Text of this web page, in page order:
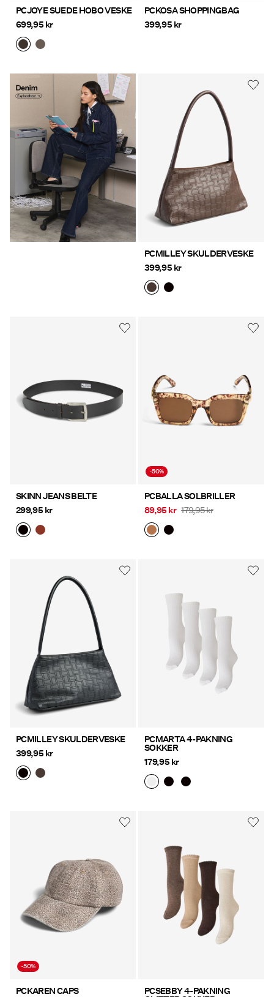
PCJOYE SUEDE HOBO VESKE
699,95 kr
PCKOSA SHOPPINGBAG
399,95 kr
Denim Explore
https://www.pieces.com/no-
no/pc-denim-styles/
PCMILLEY SKULDERVESKE
399,95 kr
SKINN JEANS BELTE
299,95 kr
-50%
PCBALLA SOLBRILLER
89,95 kr 179,95 kr
PCMILLEY SKULDERVESKE
399,95 kr
PCMARTA 4-PAKNING
SOKKER
179,95 kr
-50%
PCKAREN CAPS PCSEBBY 4-PAKNING